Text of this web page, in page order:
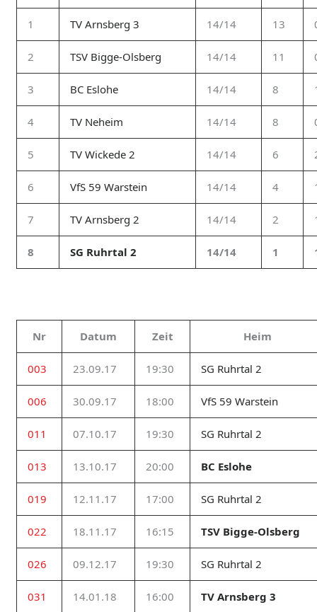
1 TV Arnsberg 3 14/14 13
2 TSV Bigge-Olsberg 14/14 11
3 BC Eslohe 14/14 8
4 TV Neheim 14/14 8
5 TV Wickede 2 14/14 6
6 VfS 59 Warstein 14/14 4
7 TV Arnsberg 2 14/14 2
8 SG Ruhrtal 2 14/14 1
Nr Datum Zeit Heim
003 23.09.17 19:30 SG Ruhrtal 2
006 30.09.17 18:00 VfS 59 Warstein
011 07.10.17 19:30 SG Ruhrtal 2
013 13.10.17 20:00 BC Eslohe
019 12.11.17 17:00 SG Ruhrtal 2
022 18.11.17 16:15 TSV Bigge-Olsberg
026 09.12.17 19:30 SG Ruhrtal 2
031 14.01.18 16:00 TV Arnsberg 3